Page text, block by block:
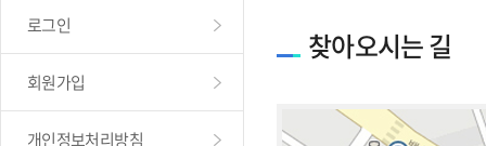
로그인
회원가입
개인정보처리방침
찾아오시는 길